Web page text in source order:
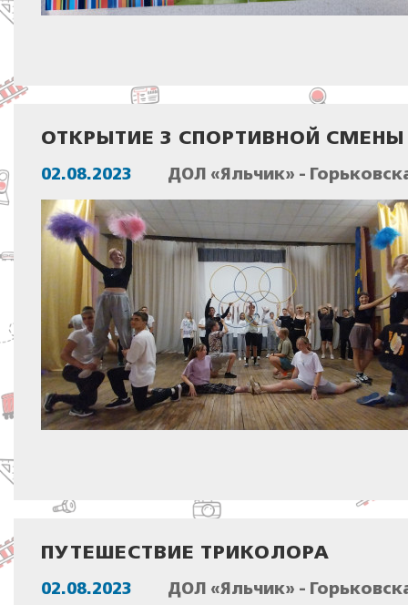
ОТКРЫТИЕ 3 СПОРТИВНОЙ
02.08.2023 ДОЛ «Яльчик» -
ПУТЕШЕСТВИЕ ТРИКОЛОРА
02.08.2023 ДОЛ «Яльчик» -